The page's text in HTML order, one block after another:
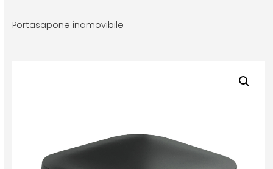
Portasapone inamovibile